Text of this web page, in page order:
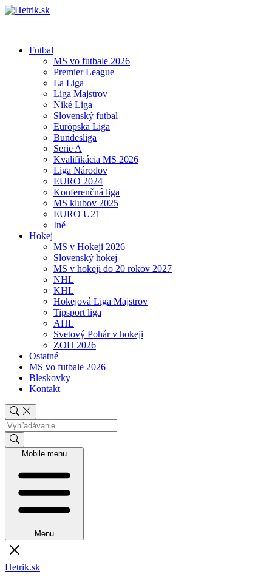
Futbal
MS vo futbale 2026
Premier League
La Liga
Liga Majstrov
Niké Liga
Slovenský futbal
Európska Liga
Bundesliga
Serie A
Kvalifikácia MS 2026
Liga Národov
EURO 2024
Konferenčná liga
MS klubov 2025
EURO U21
Iné
Hokej
MS v Hokeji 2026
Slovenský hokej
MS v hokeji do 20 rokov 2027
NHL
KHL
Hokejová Liga Majstrov
Tipsport liga
AHL
Svetový Pohár v hokeji
ZOH 2026
Ostatné
MS vo futbale 2026
Bleskovky
Kontakt
Mobile menu
Menu
Hetrik.sk